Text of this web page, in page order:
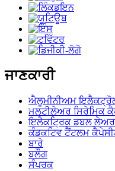
ਜਾਣਕਾਰੀ
ਐਲੂਮੀਨੀਅਮ
ਮਲਟੀਲੇਅਰ ਸਿਰੇਮਿਕ
ਇਲੈਕਟ੍ਰਿਕ ਡਬਲ ਲੇਅਰ
ਕੰਡਕਟਿਵ ਟੈਂਟਲਮ
ਬਾਰੇ
ਬਲੌਗ
ਸੰਪਰਕ